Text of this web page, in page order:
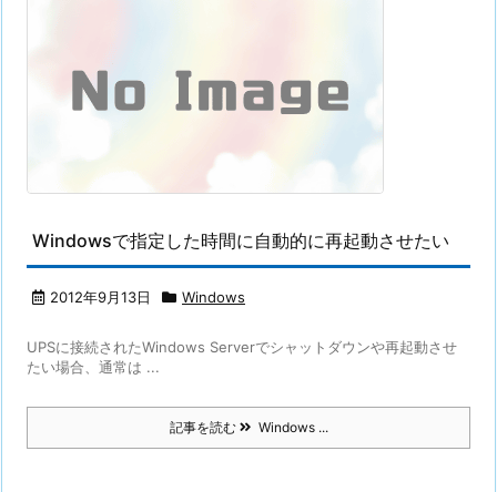
Windowsで指定した時間に自動的に再起動させたい
2012年9月13日 Windows
UPSに接続されたWindows Serverでシャットダウンや再起動させ
たい場合、通常は ...
記事を読む Windows ...